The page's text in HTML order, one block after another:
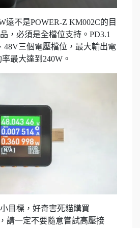
遠不是POWER-Z KM002C的目
，必須是全檔位支持。PD3.1
48V三個電壓檔位，最大輸出電
最大達到240W。
目標，好奇害死貓購買
請一定不要隨意嘗試高壓接